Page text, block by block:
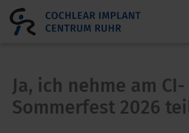
Ja, ich nehme am CI-
Sommerfest 2026